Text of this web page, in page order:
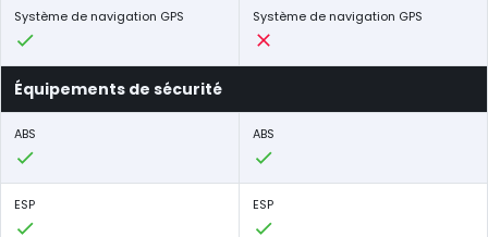
Système de navigation GPS Système de navigation GPS
Équipements de sécurité
ABS ABS
ESP ESP